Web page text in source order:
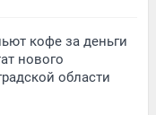
кофе за деньги
нового
области